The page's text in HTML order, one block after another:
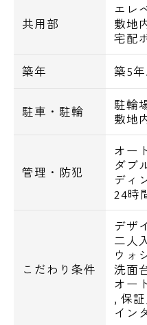
アブアブ赤札堂まで
マルエツプチまで
スーパーオオゼキま
○コンビニ
セブンイレブンまで
ローソンまで82m
○ドラッグストア
ドラッグストアスマ
くすりの福太郎まで
セイジョーまで483m
○ホームセンター
ホームセンターコー
共用部
エレ
敷地
宅配
築年 築5
駐車・駐輪 駐輪
敷地
管理・防犯
オー
ダブ
ディ
24時
こだわり条件
デザ
二人
ウォ
洗面
オー
,保
イン